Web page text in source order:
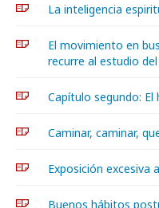
La inteligencia
El movimiento en
recurre al estudio
Capítulo segundo: El
Caminar, caminar,
Exposición excesiva
Buenos hábitos